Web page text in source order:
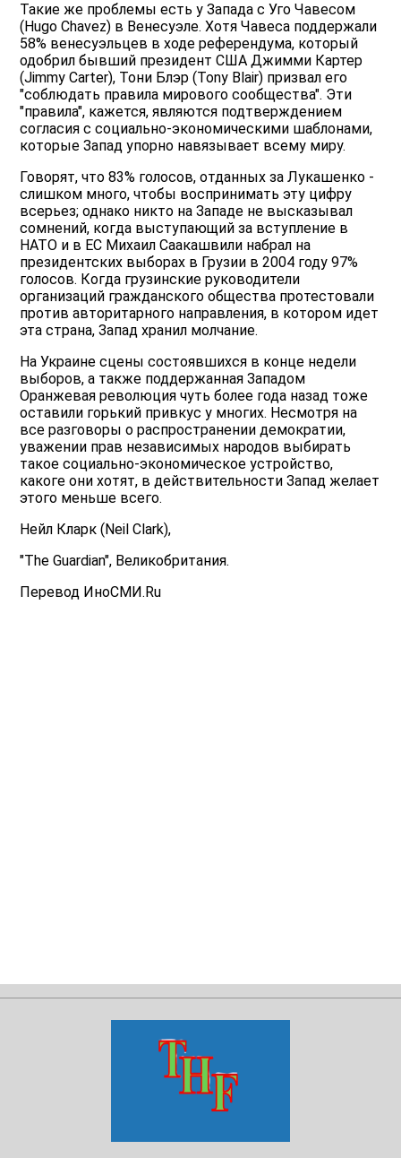
Такие же проблемы есть у Запада с Уго Чавесом
(Hugo Chavez) в Венесуэле. Хотя Чавеса поддержали
58% венесуэльцев в ходе референдума, который
одобрил бывший президент США Джимми Картер
(Jimmy Carter), Тони Блэр (Tony Blair) призвал его
"соблюдать правила мирового сообщества". Эти
"правила", кажется, являются подтверждением
согласия с социально-экономическими шаблонами,
которые Запад упорно навязывает всему миру.
Говорят, что 83% голосов, отданных за Лукашенко -
слишком много, чтобы воспринимать эту цифру
всерьез; однако никто на Западе не высказывал
сомнений, когда выступающий за вступление в
НАТО и в ЕС Михаил Саакашвили набрал на
президентских выборах в Грузии в 2004 году 97%
голосов. Когда грузинские руководители
организаций гражданского общества протестовали
против авторитарного направления, в котором идет
эта страна, Запад хранил молчание.
На Украине сцены состоявшихся в конце недели
выборов, а также поддержанная Западом
Оранжевая революция чуть более года назад тоже
оставили горький привкус у многих. Несмотря на
все разговоры о распространении демократии,
уважении прав независимых народов выбирать
такое социально-экономическое устройство,
какоге они хотят, в действительности Запад желает
этого меньше всего.
Нейл Кларк (Neil Clark),
"The Guardian", Великобритания.
Перевод ИноСМИ.Ru